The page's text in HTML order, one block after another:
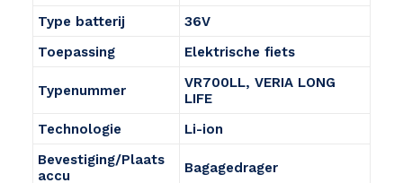
Type batterij
36V
Toepassing
Elektrische fiets
Typenummer
VR700LL, VERIA LONG
LIFE
Technologie
Li-ion
Bevestiging/Plaats
accu
Bagagedrager